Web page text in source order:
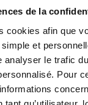
de la
cookies afin que
et
analyser le trafic
Pour
24-07-
Put To
parfaite
Des
pas
de
un
de